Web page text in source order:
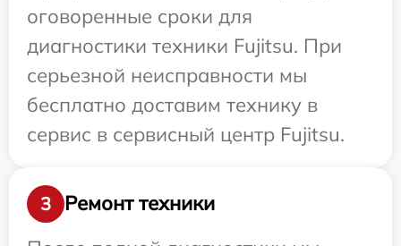
оговоренные сроки для
диагностики техники Fujitsu. При
серьезной неисправности мы
бесплатно доставим технику в
сервис в сервисный центр Fujitsu.
3
Ремонт техники